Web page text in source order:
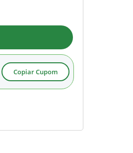
Copiar Cupom